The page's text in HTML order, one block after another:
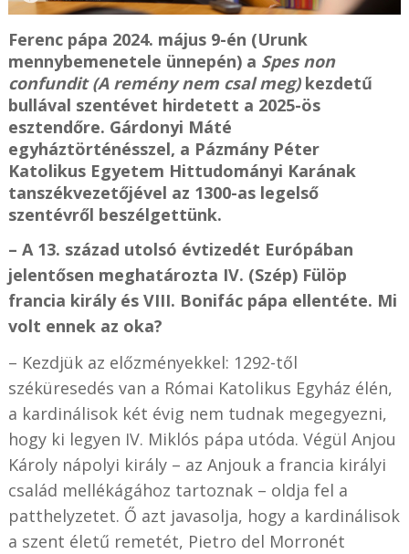
Ferenc pápa 2024. május 9-én (Urunk
mennybemenetele ünnepén) a Spes non
confundit (A remény nem csal meg)kezdetű
bullával szentévet hirdetett a 2025-ös
esztendőre. Gárdonyi Máté
egyháztörténésszel, a Pázmány Péter
Katolikus Egyetem Hittudományi Karának
tanszékvezetőjével az 1300-as legelső
szentévről beszélgettünk.
– A 13. század utolsó évtizedét Európában
jelentősen meghatározta IV. (Szép) Fülöp
francia király és VIII. Bonifác pápa ellentéte. Mi
volt ennek az oka?
– Kezdjük az előzményekkel: 1292-től
széküresedés van a Római Katolikus Egyház élén,
a kardinálisok két évig nem tudnak megegyezni,
hogy ki legyen IV. Miklós pápa utóda. Végül Anjou
Károly nápolyi király – az Anjouk a francia királyi
család mellékágához tartoznak – oldja fel a
patthelyzetet. Ő azt javasolja, hogy a kardinálisok
a szent életű remetét, Pietro del Morronét